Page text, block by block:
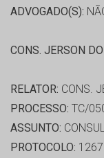
ADVOGADO(S):
CONS. JERSON
RELATOR: CONS.
PROCESSO: TC/
ASSUNTO:
PROTOCOLO: